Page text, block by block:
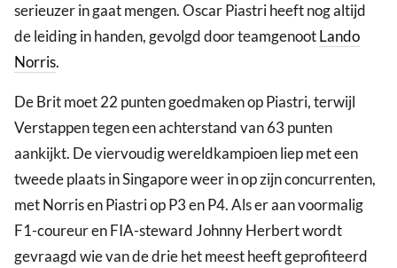
serieuzer in gaat mengen. Oscar Piastri heeft nog altijd
de leiding in handen, gevolgd door teamgenootLando
Norris.
De Brit moet 22 punten goedmaken op Piastri, terwijl
Verstappen tegen een achterstand van 63 punten
aankijkt. De viervoudig wereldkampioen liep met een
tweede plaats in Singapore weer in op zijn concurrenten,
met Norris en Piastri op P3 en P4. Als er aan voormalig
F1-coureur en FIA-steward Johnny Herbert wordt
gevraagd wie van de drie het meest heeft geprofiteerd